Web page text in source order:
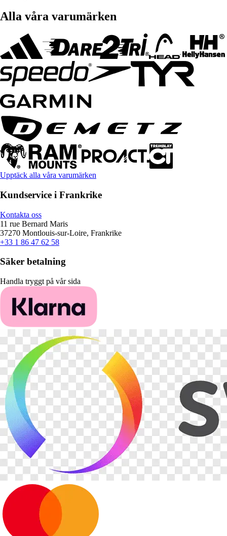
Alla våra varumärken
Upptäck alla våra varumärken
Kundservice i Frankrike
Kontakta oss
11 rue Bernard Maris
37270 Montlouis-sur-Loire, Frankrike
+33 1 86 47 62 58
Säker betalning
Handla tryggt på vår sida